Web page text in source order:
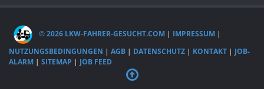
© 2026 LKW-FAHRER-GESUCHT.COM | IMPRESSUM |
NUTZUNGSBEDINGUNGEN | AGB | DATENSCHUTZ | KONTAKT | JOB-
ALARM | SITEMAP | JOB FEED